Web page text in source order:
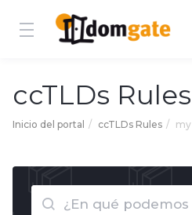
ccTLDs Rules
Inicio del portal ccTLDs Rules my